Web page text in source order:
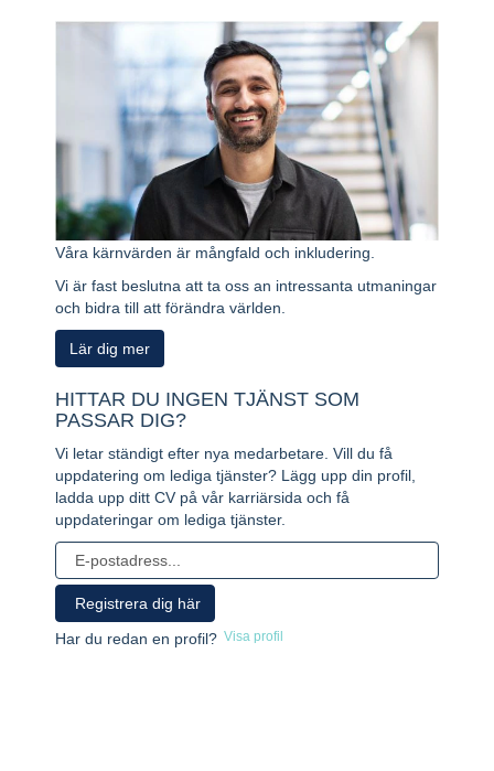
Våra kärnvärden är mångfald och inkludering.
Vi är fast beslutna att ta oss an intressanta utmaningar
och bidra till att förändra världen.
Lär dig mer
HITTAR DU INGEN TJÄNST SOM
PASSAR DIG?
Vi letar ständigt efter nya medarbetare. Vill du få
uppdatering om lediga tjänster? Lägg upp din profil,
ladda upp ditt CV på vår karriärsida och få
uppdateringar om lediga tjänster.
Har du redan en profil? Visa profil